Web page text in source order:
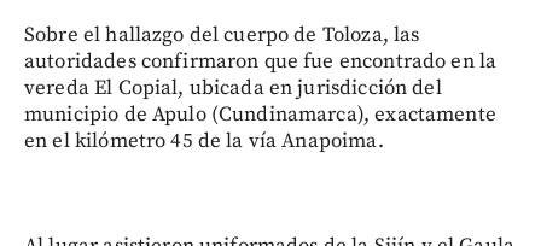
Sobre el hallazgo del cuerpo de Toloza, las
autoridades confirmaron que fue encontrado en la
vereda El Copial, ubicada en jurisdicción del
municipio de Apulo (Cundinamarca), exactamente
en el kilómetro 45 de la vía Anapoima.